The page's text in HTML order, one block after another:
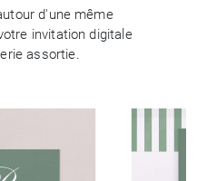
d'une même
invitation digitale
assortie.